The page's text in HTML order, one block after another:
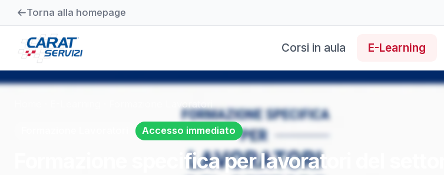
Torna alla homepage
Corsi in aula E-Learning
Formazione Lavoratori
Accesso immediato
Formazione specifica per lavoratori del